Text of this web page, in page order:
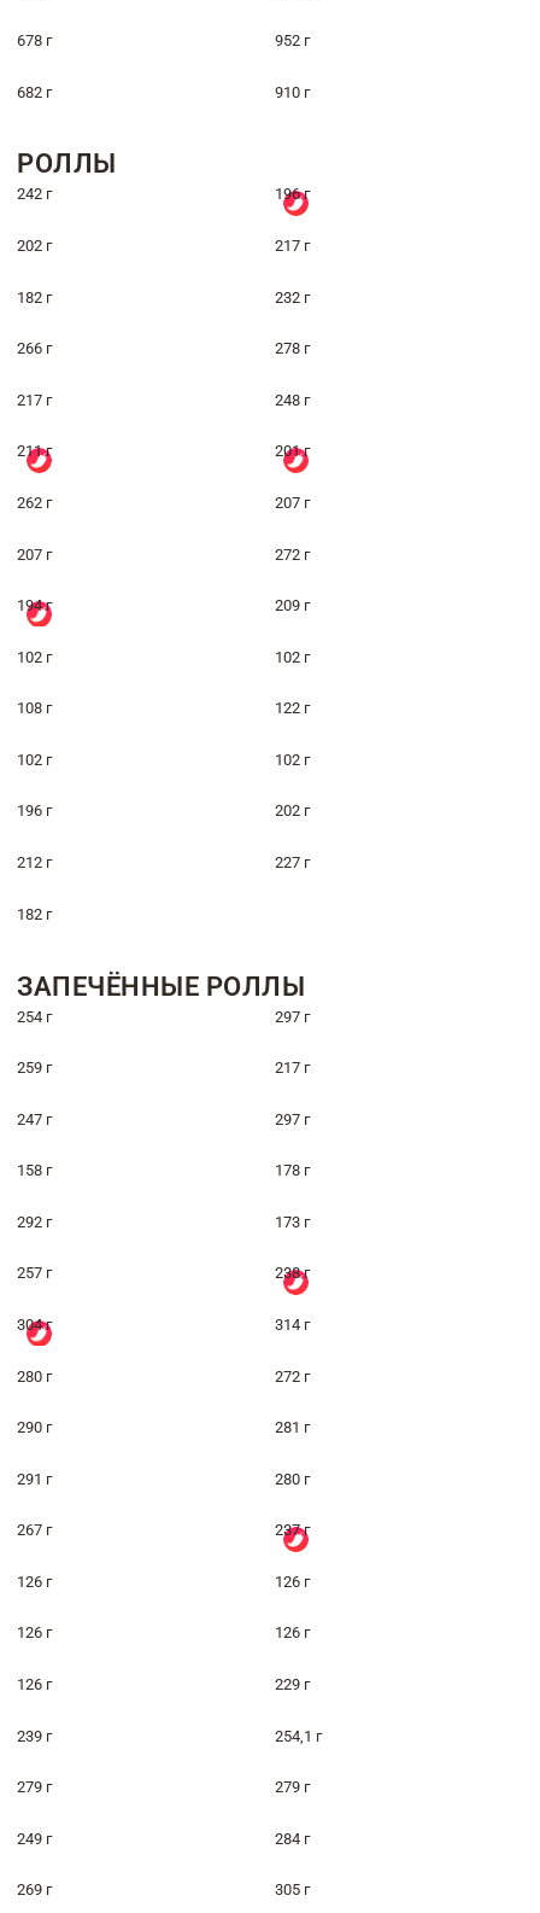
678 г 952 г
682 г 910 г
РОЛЛЫ
242 г 196 г
202 г 217 г
182 г 232 г
266 г 278 г
217 г 248 г
211 г 201 г
262 г 207 г
207 г 272 г
194 г 209 г
102 г 102 г
108 г 122 г
102 г 102 г
196 г 202 г
212 г 227 г
182 г
ЗАПЕЧЁННЫЕ РОЛЛЫ
254 г 297 г
259 г 217 г
247 г 297 г
158 г 178 г
292 г 173 г
257 г 238 г
304 г 314 г
280 г 272 г
290 г 281 г
291 г 280 г
267 г 237 г
126 г 126 г
126 г 126 г
126 г 229 г
239 г 254,1 г
279 г 279 г
249 г 284 г
269 г 305 г